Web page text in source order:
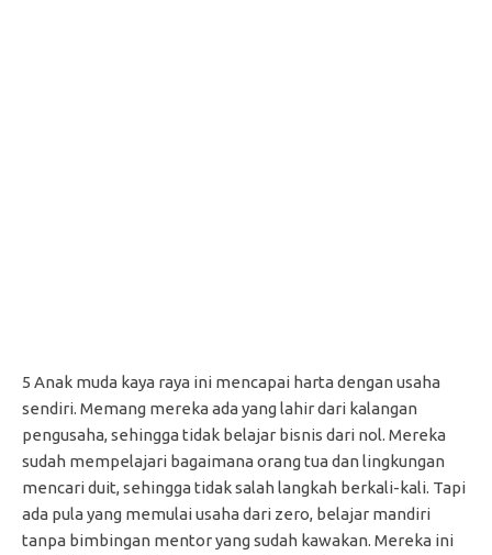
5 Anak muda kaya raya ini mencapai harta dengan usaha
sendiri. Memang mereka ada yang lahir dari kalangan
pengusaha, sehingga tidak belajar bisnis dari nol. Mereka
sudah mempelajari bagaimana orang tua dan lingkungan
mencari duit, sehingga tidak salah langkah berkali-kali. Tapi
ada pula yang memulai usaha dari zero, belajar mandiri
tanpa bimbingan mentor yang sudah kawakan. Mereka ini